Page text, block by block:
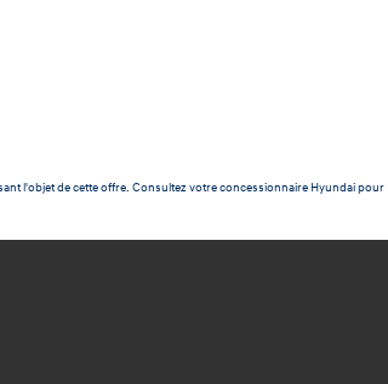
l'objet de cette offre. Consultez votre concessionnaire Hyundai pour